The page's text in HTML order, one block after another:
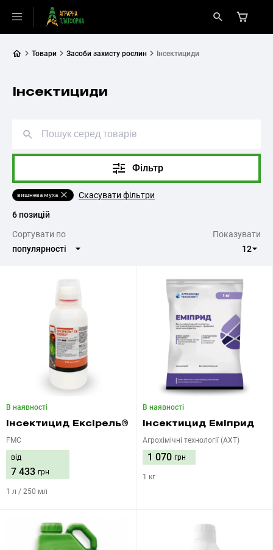
Товари Засоби захисту рослин Інсектициди
Інсектициди
вишнева муха Скасувати фільтри
Фільтр
6 позицій
Cортувати по
Показувати
В наявності
Інсектицид Ексірель®
FMC
від
7 433 грн
1 л / 250 мл
В наявності
Інсектицид Еміприд
Агрохімічні технології (АХТ)
1 070 грн
1 кг